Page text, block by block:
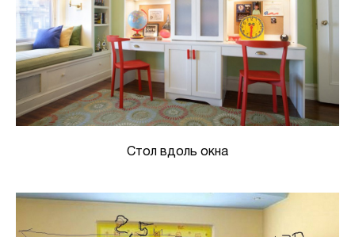
Стол вдоль окна